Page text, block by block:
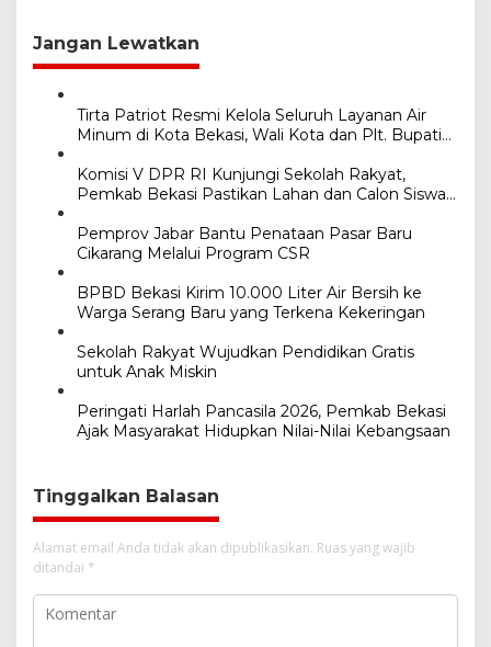
i
g
Jangan Lewatkan
Tirta Patriot Resmi Kelola Seluruh Layanan Air
Minum di Kota Bekasi, Wali Kota dan Plt. Bupati
Komisi V DPR RI Kunjungi Sekolah Rakyat,
Pemkab Bekasi Pastikan Lahan dan Calon Siswa
Pemprov Jabar Bantu Penataan Pasar Baru
Cikarang Melalui Program CSR
BPBD Bekasi Kirim 10.000 Liter Air Bersih ke
Warga Serang Baru yang Terkena Kekeringan
Sekolah Rakyat Wujudkan Pendidikan Gratis
untuk Anak Miskin
Peringati Harlah Pancasila 2026, Pemkab Bekasi
Ajak Masyarakat Hidupkan Nilai-Nilai Kebangsaan
Tinggalkan Balasan
Alamat email Anda tidak akan dipublikasikan. Ruas yang wajib
ditandai *